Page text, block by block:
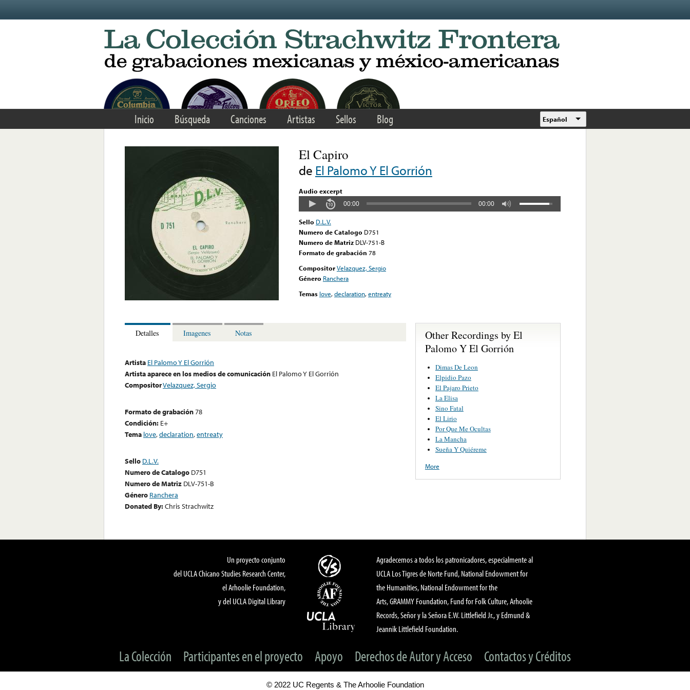
Inicio Búsqueda Canciones Artistas Sellos Blog Español
El Capiro
de El Palomo Y El Gorrión
Audio excerpt
00:00 00:00
Sello D.L.V.
Numero de Catalogo D751
Numero de Matriz DLV-751-B
Formato de grabación 78
CompositorVelazquez, Sergio
Género Ranchera
Temas love,declaration,entreaty
Detalles Imagenes Notas
Artista El Palomo Y El Gorrión
Artista aparece en los medios de comunicación El Palomo Y El Gorrión
CompositorVelazquez, Sergio
Formato de grabación78
Condición: E+
Tema love,declaration,entreaty
Sello D.L.V.
Numero de Catalogo D751
Numero de Matriz DLV-751-B
Género Ranchera
Donated By:Chris Strachwitz
Other Recordings by El
Palomo Y El Gorrión
Dimas De Leon
Elpidio Pazo
El Pajaro Prieto
La Elisa
Sino Fatal
El Lirio
Por Que Me Ocultas
La Mancha
Sueña Y Quiéreme
More
Un proyecto conjunto
del UCLA Chicano Studies Research Center,
el Arhoolie Foundation,
y del UCLA Digital Library
Agradecemos a todos los patronicadores, especialmente al
UCLA Los Tigres de Norte Fund, National Endowment for
the Humanities, National Endowment for the
Arts, GRAMMY Foundation, Fund for Folk Culture, Arhoolie
Records, Señor y la Señora E.W. Littlefield Jr., y Edmund &
Jeannik Littlefield Foundation.
La Colección Participantes en el proyecto Apoyo Derechos de Autor y Acceso Contactos y Créditos
© 2022 UC Regents & The Arhoolie Foundation